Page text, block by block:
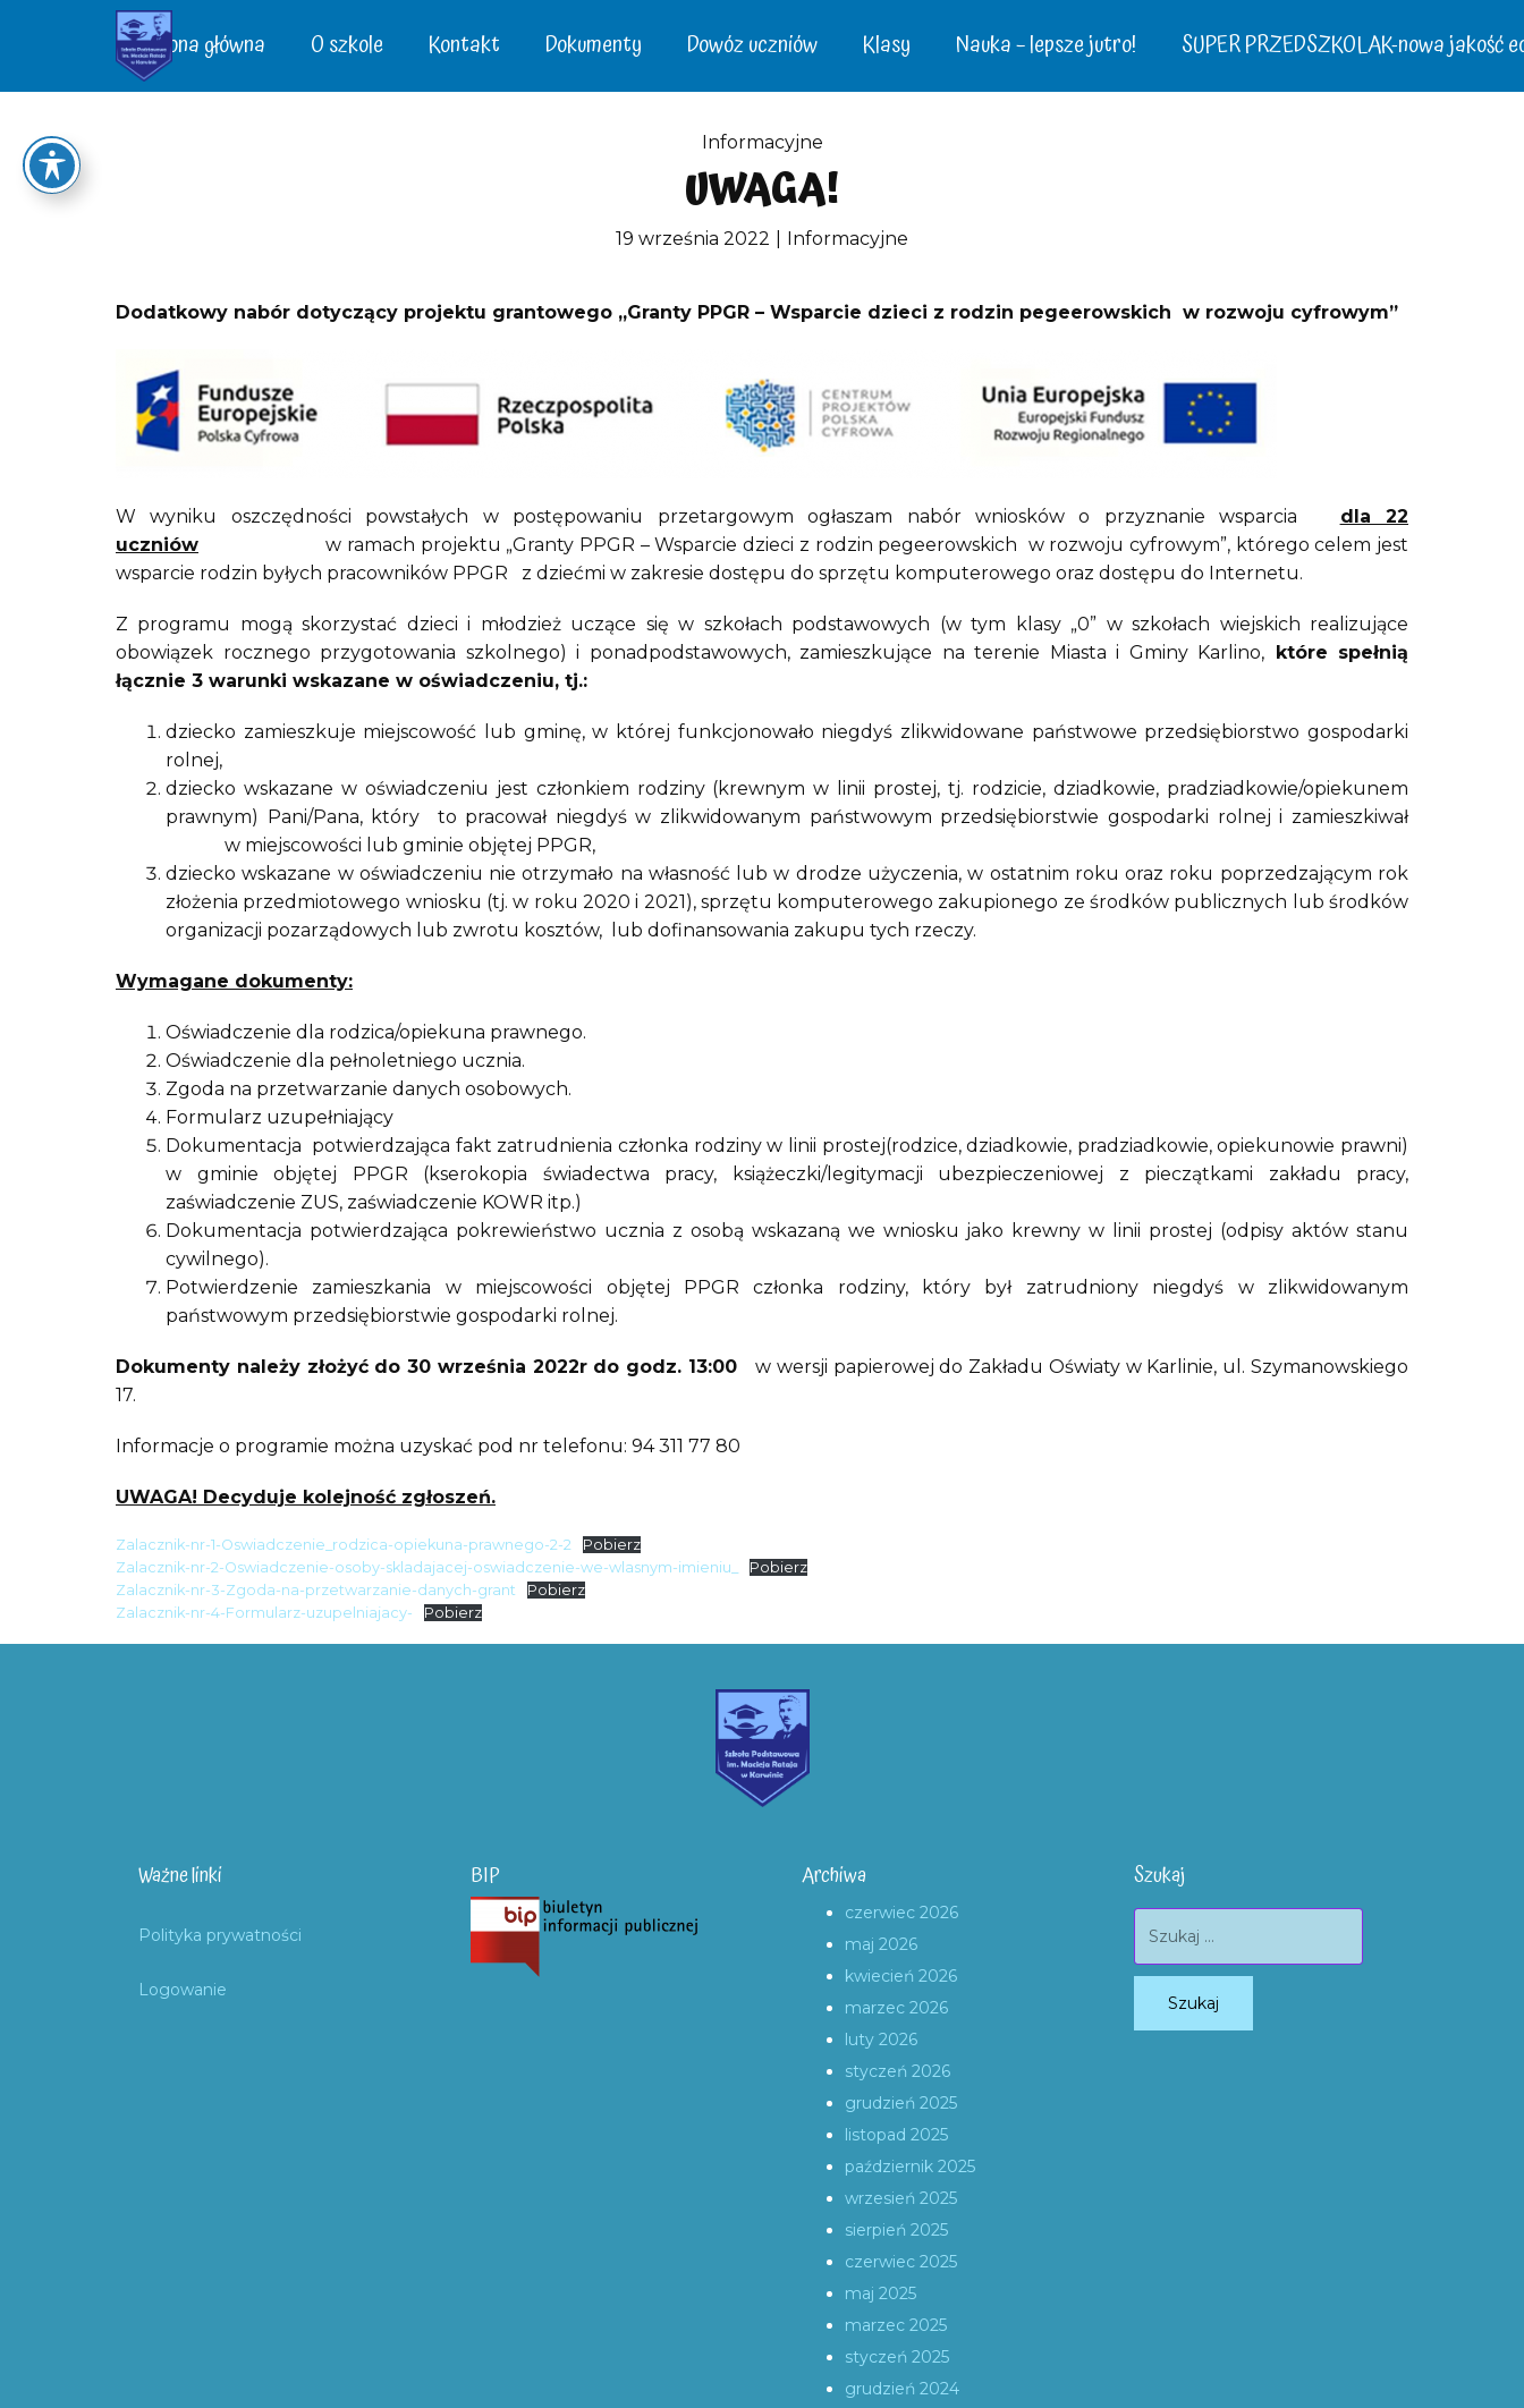
Strona główna O szkole Kontakt Dokumenty Dowóz uczniów Klasy Nauka – lepsze jutro! SUPER PRZEDSZKOLAK-nowa jakość
Informacyjne
UWAGA!
19 września 2022 Informacyjne
Dodatkowy nabór dotyczący projektu grantowego „Granty PPGR – Wsparcie dzieci z rodzin pegeerowskich w rozwoju cyfrowym”
W wyniku oszczędności powstałych w postępowaniu przetargowym ogłaszam nabór wniosków o przyznanie wsparcia dla 22
uczniów w ramach projektu „Granty PPGR – Wsparcie dzieci z rodzin pegeerowskich w rozwoju cyfrowym”, którego celem jest
wsparcie rodzin byłych pracowników PPGR z dziećmi w zakresie dostępu do sprzętu komputerowego oraz dostępu do Internetu.
Z programu mogą skorzystać dzieci i młodzież uczące się w szkołach podstawowych (w tym klasy „0” w szkołach wiejskich realizujące
obowiązek rocznego przygotowania szkolnego) i ponadpodstawowych, zamieszkujące na terenie Miasta i Gminy Karlino, które spełnią
łącznie 3 warunki wskazane w oświadczeniu, tj.:
dziecko zamieszkuje miejscowość lub gminę, w której funkcjonowało niegdyś zlikwidowane państwowe przedsiębiorstwo gospodarki
rolnej,
dziecko wskazane w oświadczeniu jest członkiem rodziny (krewnym w linii prostej, tj. rodzicie, dziadkowie, pradziadkowie/opiekunem
prawnym) Pani/Pana, który to pracował niegdyś w zlikwidowanym państwowym przedsiębiorstwie gospodarki rolnej i zamieszkiwał
w miejscowości lub gminie objętej PPGR,
dziecko wskazane w oświadczeniu nie otrzymało na własność lub w drodze użyczenia, w ostatnim roku oraz roku poprzedzającym rok
złożenia przedmiotowego wniosku (tj. w roku 2020 i 2021), sprzętu komputerowego zakupionego ze środków publicznych lub środków
organizacji pozarządowych lub zwrotu kosztów, lub dofinansowania zakupu tych rzeczy.
Wymagane dokumenty:
Oświadczenie dla rodzica/opiekuna prawnego.
Oświadczenie dla pełnoletniego ucznia.
Zgoda na przetwarzanie danych osobowych.
Formularz uzupełniający
Dokumentacja potwierdzająca fakt zatrudnienia członka rodziny w linii prostej(rodzice, dziadkowie, pradziadkowie, opiekunowie prawni)
w gminie objętej PPGR (kserokopia świadectwa pracy, książeczki/legitymacji ubezpieczeniowej z pieczątkami zakładu pracy,
zaświadczenie ZUS, zaświadczenie KOWR itp.)
Dokumentacja potwierdzająca pokrewieństwo ucznia z osobą wskazaną we wniosku jako krewny w linii prostej (odpisy aktów stanu
cywilnego).
Potwierdzenie zamieszkania w miejscowości objętej PPGR członka rodziny, który był zatrudniony niegdyś w zlikwidowanym
państwowym przedsiębiorstwie gospodarki rolnej.
Dokumenty należy złożyć do 30 września 2022r do godz. 13:00
w wersji papierowej do Zakładu Oświaty w Karlinie, ul. Szymanowskiego
17.
Informacje o programie można uzyskać pod nr telefonu: 94 311 77 80
UWAGA! Decyduje kolejność zgłoszeń.
Zalacznik-nr-1-Oswiadczenie_rodzica-opiekuna-prawnego-2-2
Pobierz
Zalacznik-nr-2-Oswiadczenie-osoby-skladajacej-oswiadczenie-we-wlasnym-imieniu_
Pobierz
Zalacznik-nr-3-Zgoda-na-przetwarzanie-danych-grant
Pobierz
Zalacznik-nr-4-Formularz-uzupelniajacy-
Pobierz
Ważne linki
Polityka prywatności
Logowanie
BIP Archiwa
czerwiec 2026
maj 2026
kwiecień 2026
marzec 2026
luty 2026
styczeń 2026
grudzień 2025
listopad 2025
październik 2025
wrzesień 2025
sierpień 2025
czerwiec 2025
maj 2025
marzec 2025
styczeń 2025
grudzień 2024
Szukaj